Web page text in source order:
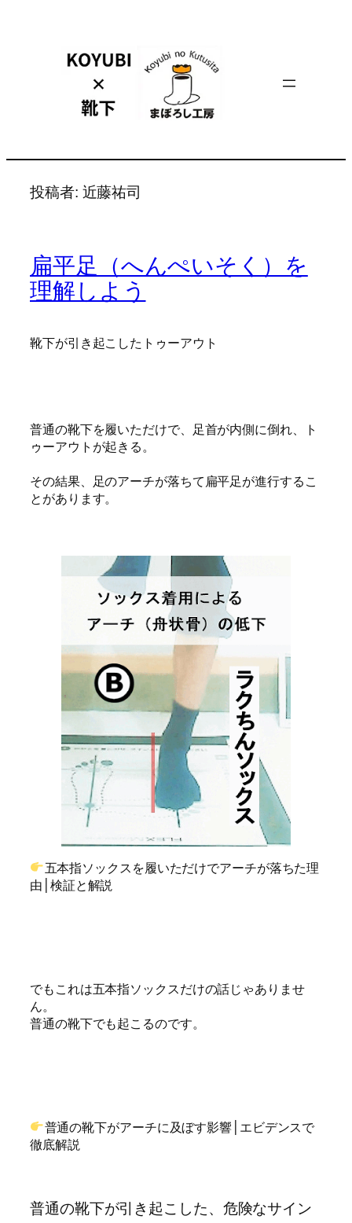
投稿者: 近藤祐司
扁平足（へんぺいそく）を
理解しよう
靴下が引き起こしたトゥーアウト
普通の靴下を履いただけで、足首が内側に倒れ、ト
ゥーアウトが起きる。
その結果、足のアーチが落ちて扁平足が進行するこ
とがあります。
五本指ソックスを履いただけでアーチが落ちた理
由│検証と解説
でもこれは五本指ソックスだけの話じゃありませ
ん。
普通の靴下でも起こるのです。
普通の靴下がアーチに及ぼす影響│エビデンスで
徹底解説
普通の靴下が引き起こした、危険なサイン